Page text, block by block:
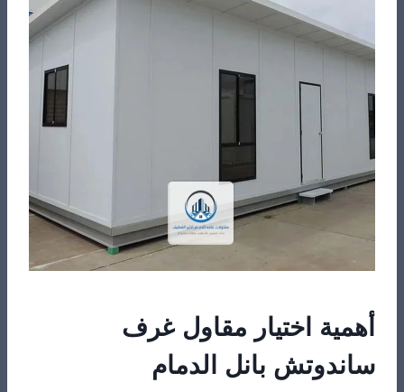
أهمية اختيار مقاول غرف
ساندوتش بانل الدمام